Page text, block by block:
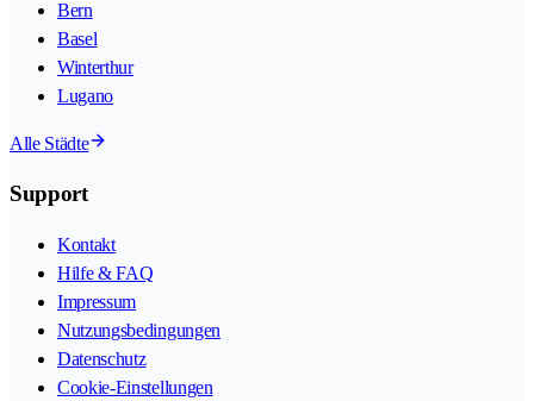
Bern
Basel
Winterthur
Lugano
Alle Städte
Support
Kontakt
Hilfe & FAQ
Impressum
Nutzungsbedingungen
Datenschutz
Cookie-Einstellungen